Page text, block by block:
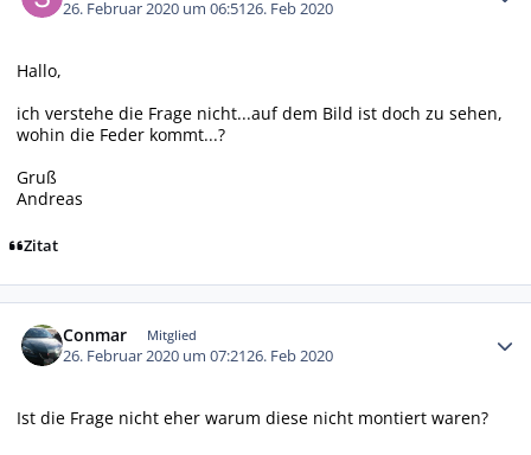
26. Februar 2020 um 06:5126. Feb 2020
Hallo,
ich verstehe die Frage nicht...auf dem Bild ist doch zu sehen,
wohin die Feder kommt...?
Gruß
Andreas
Zitat
Conmar Mitglied
26. Februar 2020 um 07:2126. Feb 2020
Ist die Frage nicht eher warum diese nicht montiert waren?